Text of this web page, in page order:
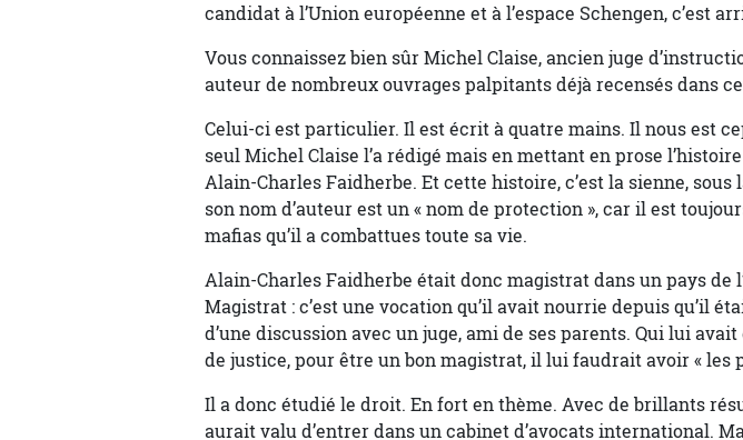
candidat à l’Union européenne et à l’espace Schengen, c’est
Vous connaissez bien sûr Michel Claise, ancien juge
auteur de nombreux ouvrages palpitants déjà recensés dans
Celui-ci est particulier. Il est écrit à quatre mains. Il nous est
seul Michel Claise l’a rédigé mais en mettant en prose
Alain-Charles Faidherbe. Et cette histoire, c’est la sienne, sous
son nom d’auteur est un « nom de protection », car il est
mafias qu’il a combattues toute sa vie.
Alain-Charles Faidherbe était donc magistrat dans un pays de
Magistrat : c’est une vocation qu’il avait nourrie depuis qu’il
d’une discussion avec un juge, ami de ses parents. Qui lui
de justice, pour être un bon magistrat, il lui faudrait avoir « les
Il a donc étudié le droit. En fort en thème. Avec de brillants
aurait valu d’entrer dans un cabinet d’avocats international.